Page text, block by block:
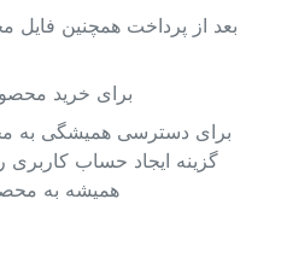
بعد از پرداخت همچنین
برای خرید
برای دسترسی همیشگی به
گزینه ایجاد حساب کاربری
همیشه به